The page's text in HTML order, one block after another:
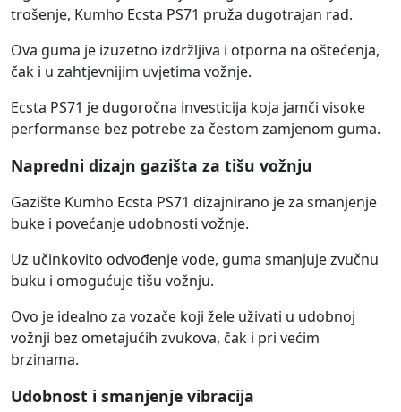
trošenje, Kumho Ecsta PS71 pruža dugotrajan rad.
Ova guma je izuzetno izdržljiva i otporna na oštećenja,
čak i u zahtjevnijim uvjetima vožnje.
Ecsta PS71 je dugoročna investicija koja jamči visoke
performanse bez potrebe za čestom zamjenom guma.
Napredni dizajn gazišta za tišu vožnju
Gazište Kumho Ecsta PS71 dizajnirano je za smanjenje
buke i povećanje udobnosti vožnje.
Uz učinkovito odvođenje vode, guma smanjuje zvučnu
buku i omogućuje tišu vožnju.
Ovo je idealno za vozače koji žele uživati u udobnoj
vožnji bez ometajućih zvukova, čak i pri većim
brzinama.
Udobnost i smanjenje vibracija